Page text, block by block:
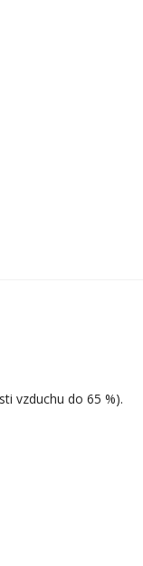
vzduchu do 65 %).